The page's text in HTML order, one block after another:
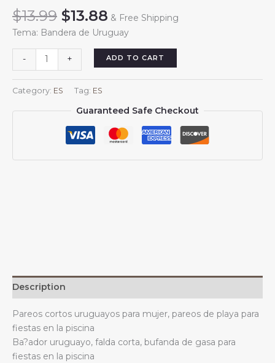
$13.99 Original
price
$13.99.
$13.88 Current
price
is:
$13.88.
& Free Shipping
Tema: Bandera de Uruguay
-
cortos
uruguayos
para
mujer,
de
quantity
+ ADD TO CART
Category: ES Tag: ES
Guaranteed Safe Checkout
Description
Pareos cortos uruguayos para mujer, pareos de playa para
fiestas en la piscina
Ba?ador uruguayo, falda corta, bufanda de gasa para
fiestas en la piscina